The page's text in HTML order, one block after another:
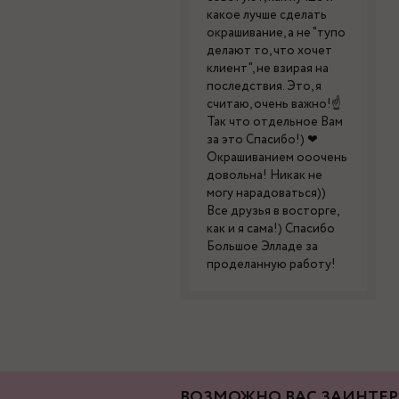
какое лучше сделать
окрашивание, а не "тупо
делают то, что хочет
клиент", не взирая на
последствия. Это, я
считаю, очень важно!☝
Так что отдельное Вам
за это Спасибо!) ❤
Окрашиванием ооочень
довольна! Никак не
могу нарадоваться))
Все друзья в восторге,
как и я сама!) Спасибо
Большое Элладе за
проделанную работу!